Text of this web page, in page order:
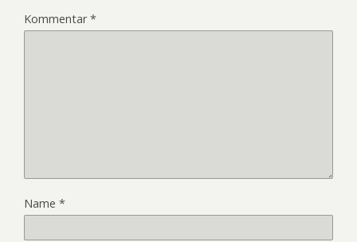
Kommentar*
Name *